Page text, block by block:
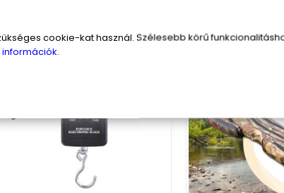
cookie-kat használ. Szélesebb körű